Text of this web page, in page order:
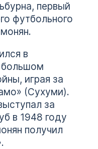
первый
футбольного
в
большом
играя за
(Сухуми).
за
в 1948 году
получил